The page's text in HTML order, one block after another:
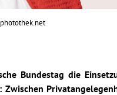
photothek.net
Bundestag die
Zwischen